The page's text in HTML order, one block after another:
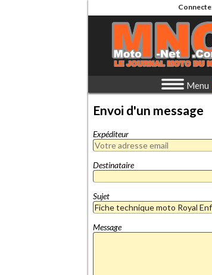
Menu
Envoi d'un message
Expéditeur
Destinataire
Sujet
Message